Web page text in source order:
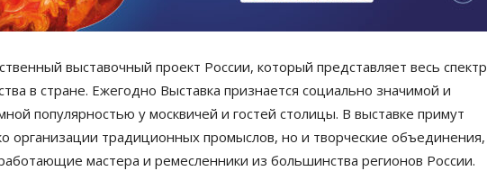
выставочный проект России, который представляет весь спектр
в стране. Ежегодно Выставка признается социально значимой и
популярностью у москвичей и гостей столицы. В выставке примут
организации традиционных промыслов, но и творческие объединения,
мастера и ремесленники из большинства регионов России.